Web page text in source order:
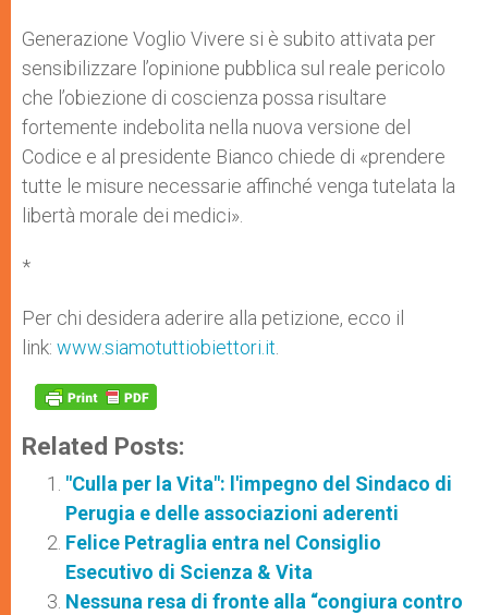
Generazione Voglio Vivere si è subito attivata per
sensibilizzare l’opinione pubblica sul reale pericolo
che l’obiezione di coscienza possa risultare
fortemente indebolita nella nuova versione del
Codice e al presidente Bianco chiede di «prendere
tutte le misure necessarie affinché venga tutelata la
libertà morale dei medici».
*
Per chi desidera aderire alla petizione, ecco il
link: www.siamotuttiobiettori.it
Related Posts:
"Culla per la Vita": l'impegno del Sindaco di
Perugia e delle associazioni aderenti
Felice Petraglia entra nel Consiglio
Esecutivo di Scienza & Vita
Nessuna resa di fronte alla “congiura contro